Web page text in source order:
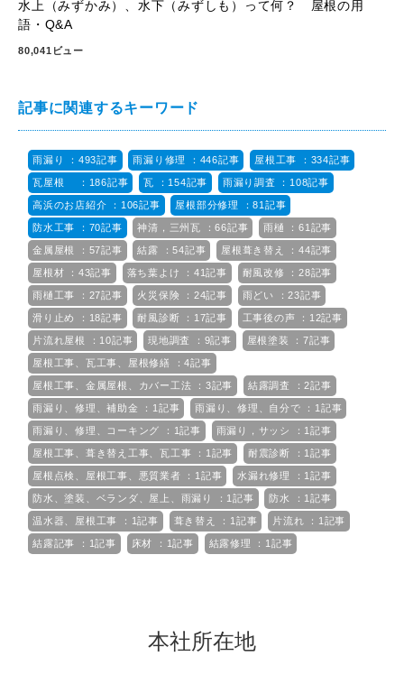
水上（みずかみ）、水下（みずしも）って何？ 屋根の用
語・Q&A
80,041ビュー
記事に関連するキーワード
雨漏り ：493記事 雨漏り修理 ：446記事 屋根工事 ：334記事
瓦屋根 ：186記事 瓦 ：154記事 雨漏り調査 ：108記事
高浜のお店紹介 ：106記事 屋根部分修理 ：81記事
防水工事 ：70記事 神清，三州瓦 ：66記事 雨樋 ：61記事
金属屋根 ：57記事 結露 ：54記事 屋根葺き替え ：44記事
屋根材 ：43記事 落ち葉よけ ：41記事 耐風改修 ：28記事
雨樋工事 ：27記事 火災保険 ：24記事 雨どい ：23記事
滑り止め ：18記事 耐風診断 ：17記事 工事後の声 ：12記事
片流れ屋根 ：10記事 現地調査 ：9記事 屋根塗装 ：7記事
屋根工事、瓦工事、屋根修繕 ：4記事
屋根工事、金属屋根、カバー工法 ：3記事 結露調査 ：2記事
雨漏り、修理、補助金 ：1記事 雨漏り、修理、自分で ：1記事
雨漏り、修理、コーキング ：1記事 雨漏り，サッシ ：1記事
屋根工事、葺き替え工事、瓦工事 ：1記事 耐震診断 ：1記事
屋根点検、屋根工事、悪質業者 ：1記事 水漏れ修理 ：1記事
防水、塗装、ベランダ、屋上、雨漏り ：1記事 防水 ：1記事
温水器、屋根工事 ：1記事 葺き替え ：1記事 片流れ ：1記事
結露記事 ：1記事 床材 ：1記事 結露修理 ：1記事
本社所在地